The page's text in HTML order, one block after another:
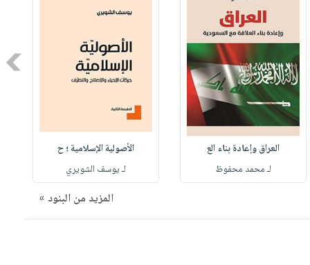
العراق وإعادة بناء الع
لـ محمد محفوظ
الأصولية الإسلامية ؛ ح
لـ يوسف الشويري
المزيد من البنود »